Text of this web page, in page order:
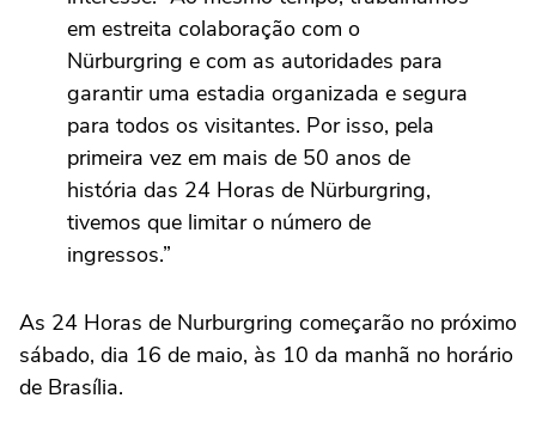
em estreita colaboração com o
Nürburgring e com as autoridades para
garantir uma estadia organizada e segura
para todos os visitantes. Por isso, pela
primeira vez em mais de 50 anos de
história das 24 Horas de Nürburgring,
tivemos que limitar o número de
ingressos.”
As 24 Horas de Nurburgring começarão no próximo
sábado, dia 16 de maio, às 10 da manhã no horário
de Brasília.